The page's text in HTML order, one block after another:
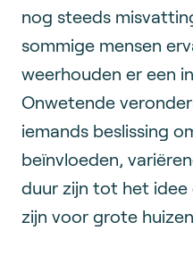
nog steeds
sommige mensen
weerhouden er een
Onwetende
iemands beslissing
beïnvloeden,
duur zijn tot het
zijn voor grote